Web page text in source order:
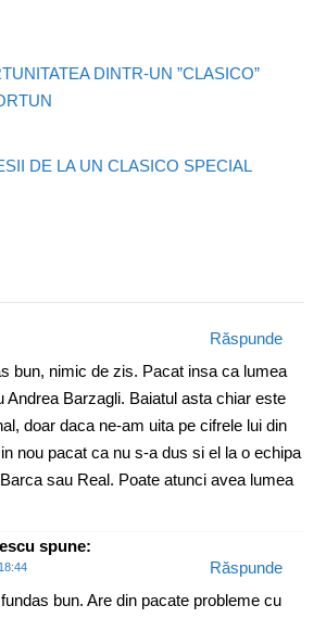
DINTR-UN ”CLASICO”
DE LA UN CLASICO SPECIAL
bun, nimic de zis. Pacat insa ca lumea
Andrea Barzagli. Baiatul asta chiar este
doar daca ne-am uita pe cifrele lui din
nou pacat ca nu s-a dus si el la o echipa
sau Real. Poate atunci avea lumea
Răspunde
spune:
bun. Are din pacate probleme cu
Răspunde